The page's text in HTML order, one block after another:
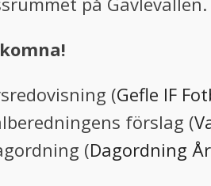
(Gefle IF
förslag (
(Dagordning